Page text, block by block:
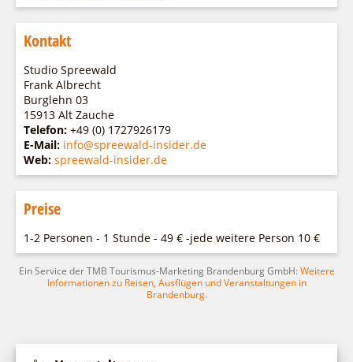
Kontakt
Studio Spreewald
Frank Albrecht
Burglehn 03
15913 Alt Zauche
Telefon: +49 (0) 1727926179
E-Mail: info@spreewald-insider.de
Web: spreewald-insider.de
Preise
1-2 Personen - 1 Stunde - 49 € -jede weitere Person 10 €
Ein Service der TMB Tourismus-Marketing Brandenburg GmbH:Weitere
Informationen zu Reisen, Ausflügen und Veranstaltungen in
Brandenburg.